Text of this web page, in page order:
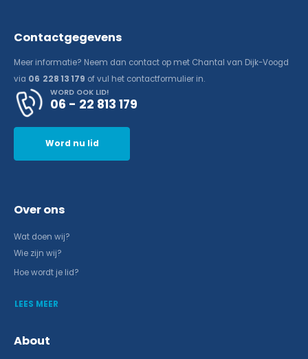
Contactgegevens
Meer informatie? Neem dan contact op met Chantal van Dijk-Voogd
via 06 228 13 179 of vul het contactformulier in.
WORD OOK LID!
06 - 22 813 179
Word nu lid
Over ons
Wat doen wij?
Wie zijn wij?
Hoe wordt je lid?
LEES MEER
About